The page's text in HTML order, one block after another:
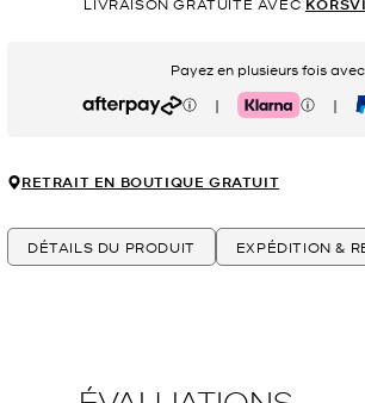
Payez en plusieurs fois avec
Afterpay | Klarna |
RETRAIT EN BOUTIQUE GRATUIT
DÉTAILS DU PRODUIT EXPÉDITION &